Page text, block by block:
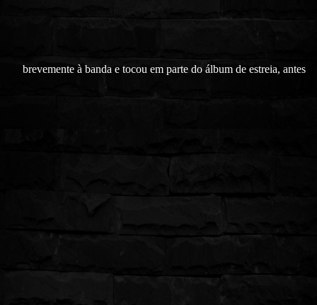
brevemente à banda e tocou em parte do álbum de estreia, antes